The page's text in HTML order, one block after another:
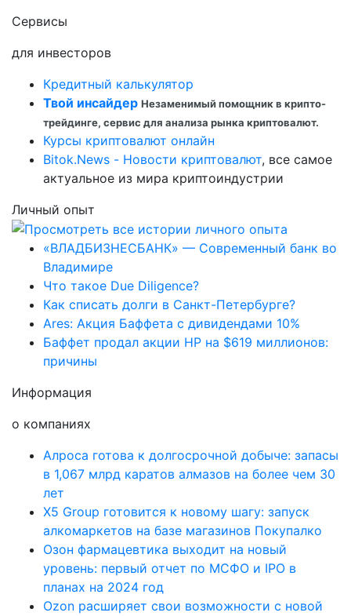
Сервисы
для инвесторов
Кредитный калькулятор
Твой инсайдер Незаменимый помощник в крипто-
трейдинге, сервис для анализа рынка криптовалют.
Курсы криптовалют онлайн
Bitok.News - Новости криптовалют, все самое
актуальное из мира криптоиндустрии
Личный опыт
«ВЛАДБИЗНЕСБАНК» — Современный банк во
Владимире
Что такое Due Diligence?
Как списать долги в Санкт-Петербурге?
Ares: Акция Баффета с дивидендами 10%
Баффет продал акции HP на $619 миллионов:
причины
Информация
о компаниях
Алроса готова к долгосрочной добыче: запасы
в 1,067 млрд каратов алмазов на более чем 30
лет
X5 Group готовится к новому шагу: запуск
алкомаркетов на базе магазинов Покупалко
Озон фармацевтика выходит на новый
уровень: первый отчет по МСФО и IPO в
планах на 2024 год
Ozon расширяет свои возможности с новой